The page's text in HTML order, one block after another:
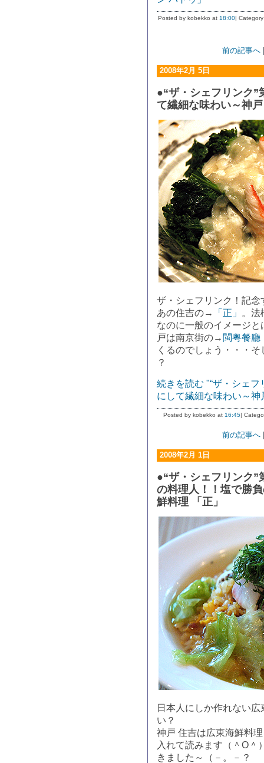
Posted by kobekko at 18:00|
前の記事へ
2008年2月 5日
●“ザ・シェフリンク”
て繊細な味わい～神
ザ・シェフリンク！記
あの住吉の→
「正」
。法
なのに一般のイメージ
戸は南京街の→ 閩粤餐廳
くるのでしょう・・・
？
続きを読む "“ザ・シェ
にして繊細な味わい～
Posted by kobekko at 16:45|
前の記事へ
2008年2月 1日
●“ザ・シェフリンク”
の料理人！！塩で勝
鮮料理 「正」
日本人にしか作れない
い？
神戸 住吉は広東海鮮料
入れて読みます（＾O＾
きました～（－。－？